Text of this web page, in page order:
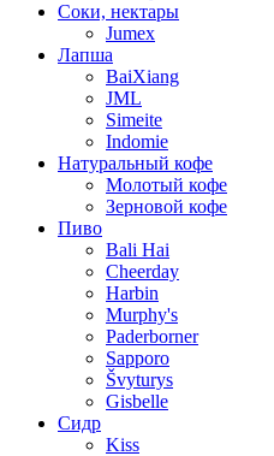
Соки, нектары
Jumex
Лапша
BaiXiang
JML
Simeite
Indomie
Натуральный кофе
Молотый кофе
Зерновой кофе
Пиво
Bali Hai
Cheerday
Harbin
Murphy's
Paderborner
Sapporo
Švyturys
Gisbelle
Сидр
Kiss